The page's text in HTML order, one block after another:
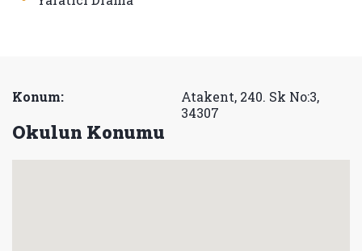
Konum:
Atakent, 240. Sk No:3,
34307
Okulun Konumu